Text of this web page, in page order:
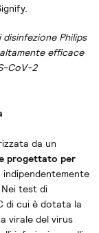
Philips
efficace
CoV-2
da un
progettato per
indipendentemente
test di
di cui è dotata la
virale del virus